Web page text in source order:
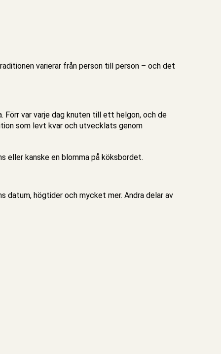
varierar från person till person – och det
Förr var varje dag knuten till ett helgon, och de
som levt kvar och utvecklats genom
eller kanske en blomma på köksbordet.
datum, högtider och mycket mer. Andra delar av